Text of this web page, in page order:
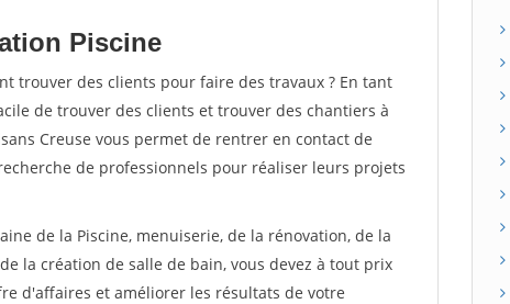
Piscine
trouver des clients pour faire des travaux ? En tant
de trouver des clients et trouver des chantiers à
Creuse vous permet de rentrer en contact de
de professionnels pour réaliser leurs projets
de la Piscine, menuiserie, de la rénovation, de la
la création de salle de bain, vous devez à tout prix
d'affaires et améliorer les résultats de votre